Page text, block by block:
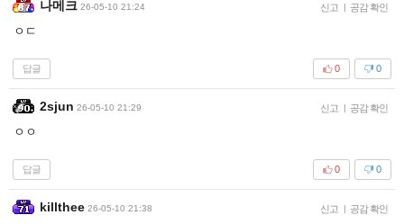
나메크 26-05-10 21:24 신고 | 공감 확인
ㅇㄷ
답글 0
0
2sjun 26-05-10 21:29 신고 | 공감 확인
ㅇㅇ
답글 0
0
killthee 26-05-10 21:38 신고 | 공감 확인